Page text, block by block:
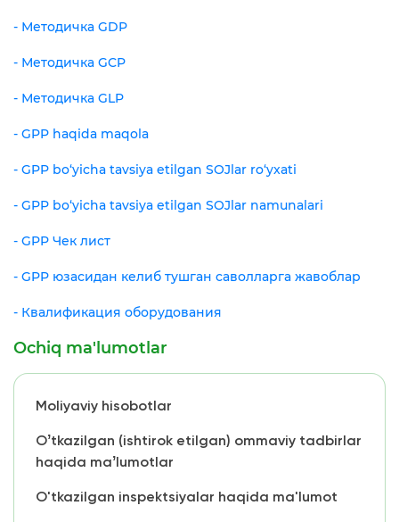
- Методичка GDP
- Методичка GCP
- Методичка GLP
- GPP haqida maqola
- GPP bo‘yicha tavsiya etilgan SOJlar ro‘yxati
- GPP bo‘yicha tavsiya etilgan SOJlar namunalari
- GPP Чек лист
- GPP юзасидан келиб тушган саволларга жавоблар
- Квалификация оборудования
Ochiq ma'lumotlar
Moliyaviy hisobotlar
Oʼtkazilgan (ishtirok etilgan) ommaviy tadbirlar
haqida maʼlumotlar
O'tkazilgan inspektsiyalar haqida ma'lumot